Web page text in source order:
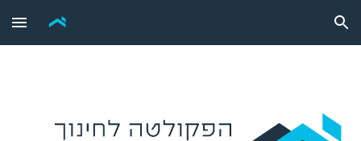
Skip to main content Skip to navigation